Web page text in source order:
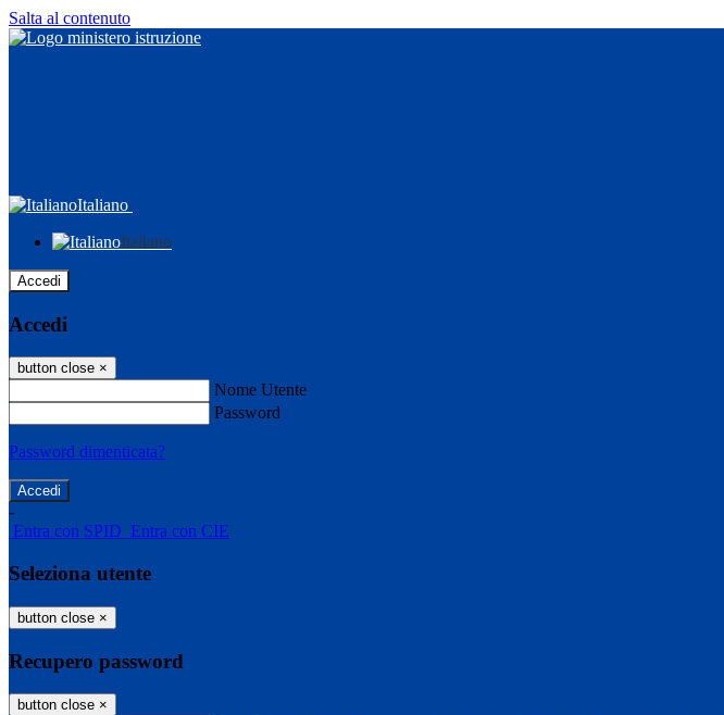
Salta al contenuto
Italiano
Italiano
Accedi
Accedi
button close ×
Nome Utente
Password
Password dimenticata?
-
Entra con SPID Entra con CIE
Seleziona utente
button close ×
Recupero password
button close ×